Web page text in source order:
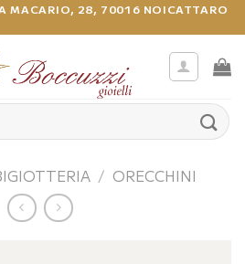
MACARIO, 28, 70016 NOICATTARO
/ ORECCHINI